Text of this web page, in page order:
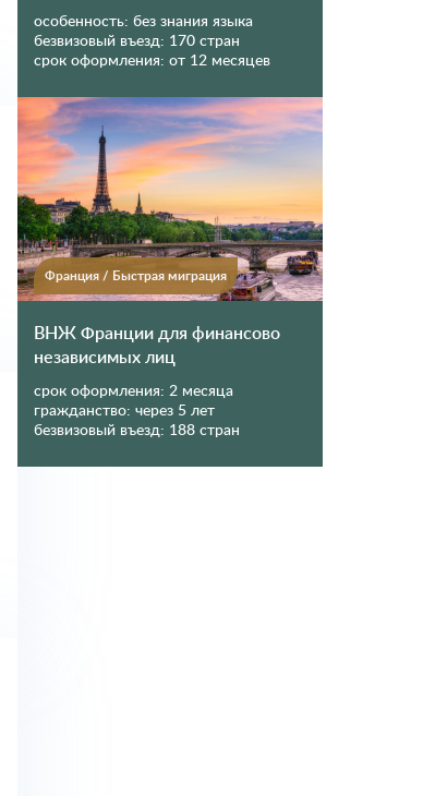
особенность: без знания языка
безвизовый въезд: 170 стран
срок оформления: от 12 месяцев
Франция / Быстрая миграция
ВНЖ Франции для финансово
независимых лиц
срок оформления: 2 месяца
гражданство: через 5 лет
безвизовый въезд: 188 стран